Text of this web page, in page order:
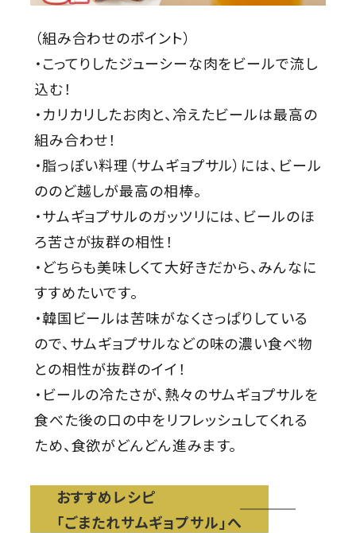
（組み合わせのポイント）
・こってりしたジューシーな肉をビールで流し
込む！
・カリカリしたお肉と、冷えたビールは最高の
組み合わせ！
・脂っぽい料理（サムギョプサル）には、ビール
ののど越しが最高の相棒。
・サムギョプサルのガッツリには、ビールのほ
ろ苦さが抜群の相性！
・どちらも美味しくて大好きだから、みんなに
すすめたいです。
・韓国ビールは苦味がなくさっぱりしている
ので、サムギョプサルなどの味の濃い食べ物
との相性が抜群のイイ！
・ビールの冷たさが、熱々のサムギョプサルを
食べた後の口の中をリフレッシュしてくれる
ため、食欲がどんどん進みます。
おすすめレシピ
「ごまたれサムギョプサル」へ